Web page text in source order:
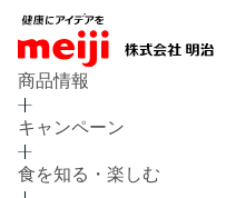
商品情報
キャンペーン
食を知る・楽しむ